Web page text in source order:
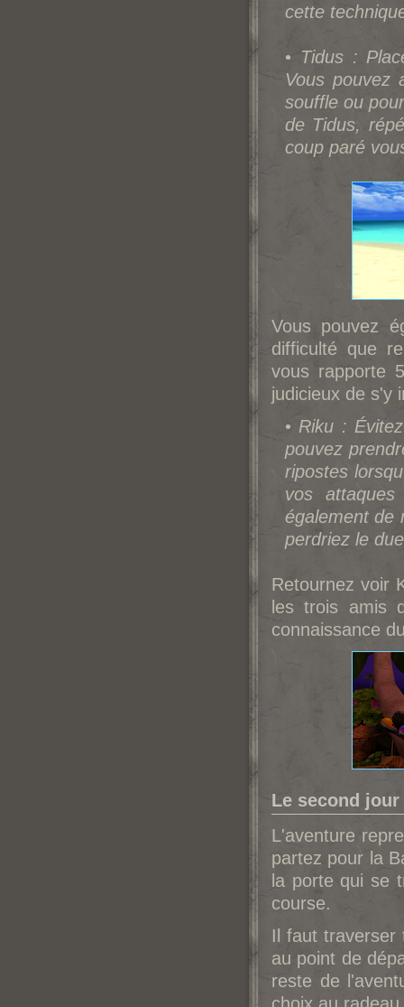
cette
• Tidus :
Vous pouvez
souffle ou
de Tidus,
coup paré
Vous pouvez
difficulté que
vous rapporte
judicieux de s'y
• Riku :
pouvez
ripostes
vos
également de
perdriez le
Retournez voir
les trois amis
connaissance
Le second jour
L'aventure
partez pour la
la porte qui se
course.
Il faut traverser
au point de
reste de